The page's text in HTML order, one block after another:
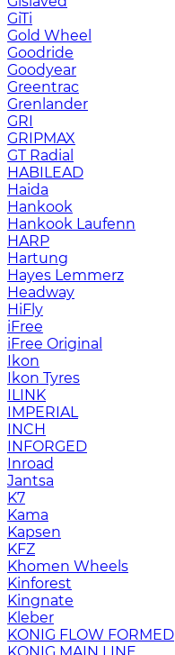
GiTi
Gold Wheel
Goodride
Goodyear
Greentrac
Grenlander
GRI
GRIPMAX
GT Radial
HABILEAD
Haida
Hankook
Hankook Laufenn
HARP
Hartung
Hayes Lemmerz
Headway
HiFly
iFree
iFree Original
Ikon
Ikon Tyres
ILINK
IMPERIAL
INCH
INFORGED
Inroad
Jantsa
K7
Kama
Kapsen
KFZ
Khomen Wheels
Kinforest
Kingnate
Kleber
KONIG FLOW FORMED